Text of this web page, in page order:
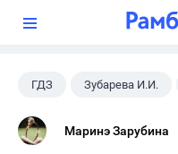
ГДЗ Зубарева И.И.
5 класс
Маринэ Зарубина